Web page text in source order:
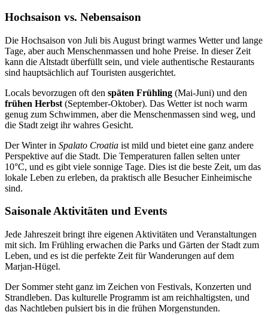
Hochsaison vs. Nebensaison
Die Hochsaison von Juli bis August bringt warmes Wetter und lange
Tage, aber auch Menschenmassen und hohe Preise. In dieser Zeit
kann die Altstadt überfüllt sein, und viele authentische Restaurants
sind hauptsächlich auf Touristen ausgerichtet.
Locals bevorzugen oft den späten Frühling (Mai-Juni) und den
frühen Herbst (September-Oktober). Das Wetter ist noch warm
genug zum Schwimmen, aber die Menschenmassen sind weg, und
die Stadt zeigt ihr wahres Gesicht.
Der Winter in Spalato Croatia ist mild und bietet eine ganz andere
Perspektive auf die Stadt. Die Temperaturen fallen selten unter
10°C, und es gibt viele sonnige Tage. Dies ist die beste Zeit, um das
lokale Leben zu erleben, da praktisch alle Besucher Einheimische
sind.
Saisonale Aktivitäten und Events
Jede Jahreszeit bringt ihre eigenen Aktivitäten und Veranstaltungen
mit sich. Im Frühling erwachen die Parks und Gärten der Stadt zum
Leben, und es ist die perfekte Zeit für Wanderungen auf dem
Marjan-Hügel.
Der Sommer steht ganz im Zeichen von Festivals, Konzerten und
Strandleben. Das kulturelle Programm ist am reichhaltigsten, und
das Nachtleben pulsiert bis in die frühen Morgenstunden.